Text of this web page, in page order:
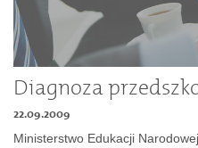
eksperta
Procedury
Dokumenty
Diagnoza
22.09.2009
Ministerstwo Edukacji